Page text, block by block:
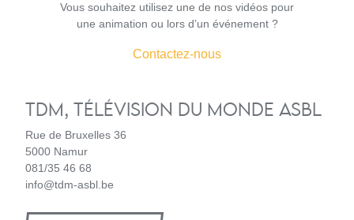
Vous souhaitez utilisez une de nos vidéos pour
une animation ou lors d’un événement ?
Contactez-nous
TDM, TÉLÉVISION DU MONDE ASBL
Rue de Bruxelles 36
5000 Namur
081/35 46 68
info@tdm-asbl.be